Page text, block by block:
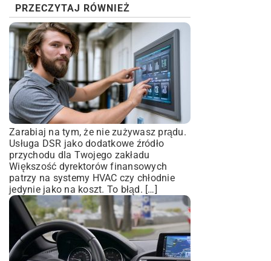
PRZECZYTAJ RÓWNIEŻ
Zarabiaj na tym, że nie zużywasz prądu.
Usługa DSR jako dodatkowe źródło
przychodu dla Twojego zakładu
Większość dyrektorów finansowych
patrzy na systemy HVAC czy chłodnie
jedynie jako na koszt. To błąd. […]